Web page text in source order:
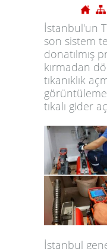
İstanbul'un
son sistem
donatılmış
kırmadan
tıkanıklık
tıkalı gider
İstanbul